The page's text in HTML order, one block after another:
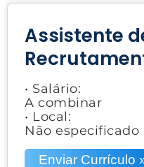
Assistente
• Salário:
A combinar
• Local:
Não especificado
Enviar Currículo